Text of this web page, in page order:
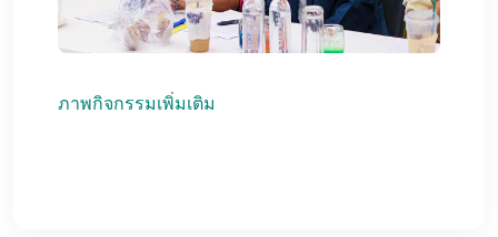
ภาพกิจกรรมเพิ่มเติม